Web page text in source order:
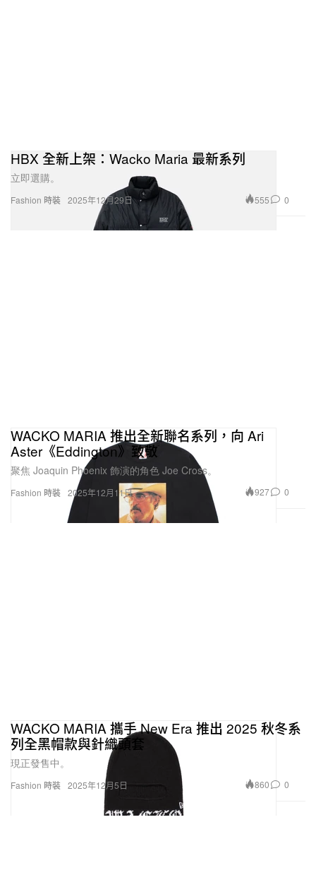
Fashion 時裝
HBX 全新上架：Wacko Maria 最新系列
立即選購。
2025年12月29日 555 0
Fashion 時裝
WACKO MARIA 推出全新聯名系列，向 Ari
Aster《Eddington》致敬
聚焦 Joaquin Phoenix 飾演的角色 Joe Cross。
2025年12月11日 927 0
Fashion 時裝
WACKO MARIA 攜手 New Era 推出 2025 秋冬系
列全黑帽款與針織頭套
現正發售中。
2025年12月5日 860 0